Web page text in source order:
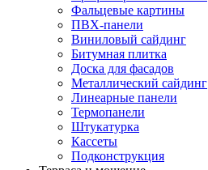
Фальцевые картины
ПВХ-панели
Виниловый сайдинг
Битумная плитка
Доска для фасадов
Металлический сайдинг
Линеарные панели
Термопанели
Штукатурка
Кассеты
Подконструкция